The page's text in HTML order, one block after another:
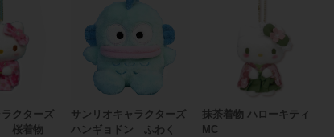
クターズ
桜着物
サンリオキャラクターズ
ハンギョドン ふわく
抹茶着物 ハローキティ
MC